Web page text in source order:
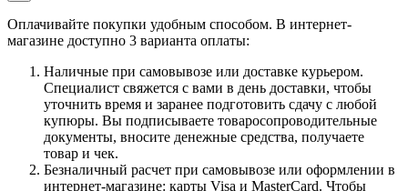
Оплачивайте покупки удобным способом. В интернет-
магазине доступно 3 варианта оплаты:
Наличные при самовывозе или доставке курьером.
Специалист свяжется с вами в день доставки, чтобы
уточнить время и заранее подготовить сдачу с любой
купюры. Вы подписываете товаросопроводительные
документы, вносите денежные средства, получаете
товар и чек.
Безналичный расчет при самовывозе или оформлении в
интернет-магазине: карты Visa и MasterCard. Чтобы